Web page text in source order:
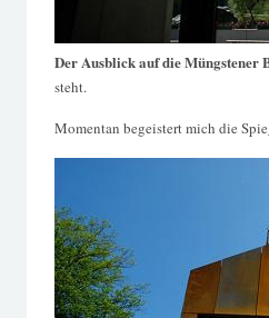
Der Ausblick auf die Müngstener
steht.
Momentan begeistert mich die